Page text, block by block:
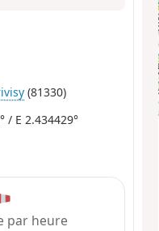
(81330)
/ E 2.434429°
par heure